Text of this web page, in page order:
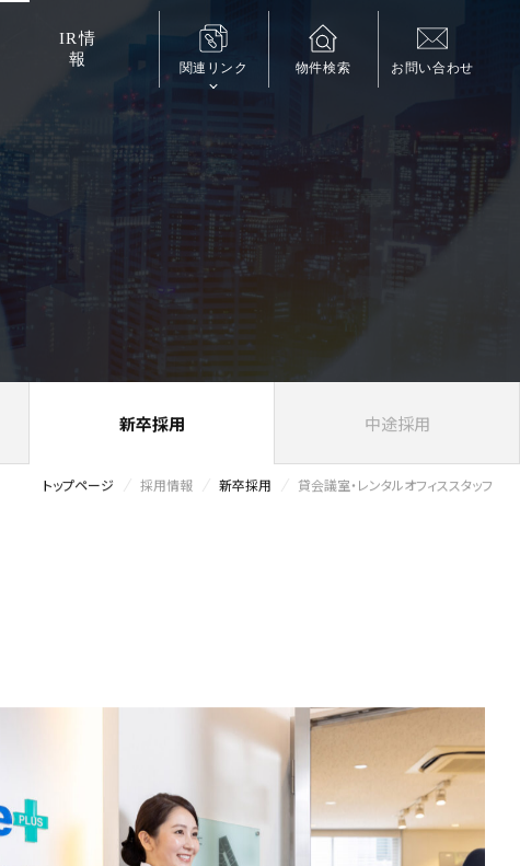
IR情
報
関連リンク 物件検索 お問い合わせ
新卒採用 中途採用
トップページ 採用情報 新卒採用 貸会議室・レンタルオフィススタッフ